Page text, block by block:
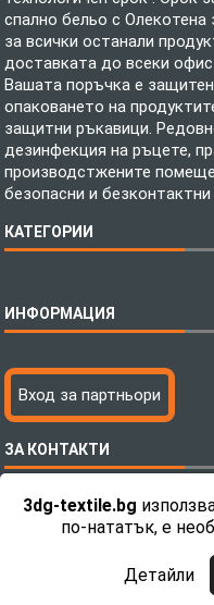
3dg-textile.bg
по-нататък, е
Детайли
спално бельо с
за всички останали
доставката до всеки
Вашата поръчка е
опаковането на
защитни ръкавици.
дезинфекция на ръцете,
производстжените
безопасни и
КАТЕГОРИИ
Бебешки спални комплекти
Тениски с пълноцветен
Хавлиени кърпи
Пончо за водни спортове
Микрофибърни Велурени
Детски пончота
ИНФОРМАЦИЯ
Технология на печатане
Файлове за печат
Как да поръчам?
С какво сме различни?
Контакти
Политика за поверителност
Вход за партньори
ЗА КОНТАКТИ
Телефон:0892 26 04 34 /